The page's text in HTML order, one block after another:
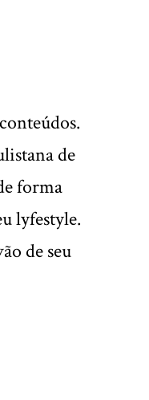
de
forma
lyfestyle.
de seu